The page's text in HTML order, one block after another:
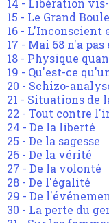
14 - Libération
15 - Le Grand
16 - L'Inconscient
17 - Mai 68 n'a pas
18 - Physique
19 - Qu'est-ce
20 - Schizo-
21 - Situations de
22 - Tout contre
24 - De la liberté
25 - De la sagesse
26 - De la vérité
27 - De la volonté
28 - De l'égalité
29 - De
30 - La perte du